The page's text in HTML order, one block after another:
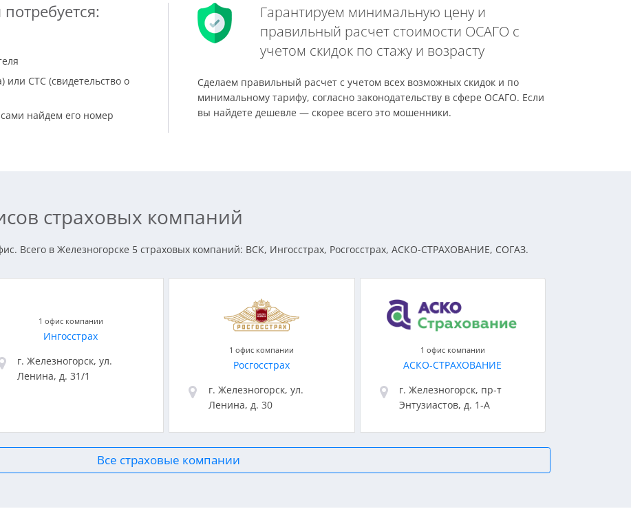
или СТС (свидетельство о
найдем его номер
Гарантируем минимальную цену и
правильный расчет стоимости ОСАГО с
учетом скидок по стажу и возрасту
Сделаем правильный расчет с учетом всех возможных скидок и по
минимальному тарифу, согласно законодательству в сфере ОСАГО. Если
вы найдете дешевле — скорее всего это мошенники.
страховых компаний
Всего в Железногорске 5 страховых компаний: ВСК, Ингосстрах, Росгосстрах, АСКО-СТРАХОВАНИЕ, СОГАЗ.
1 офис компании
Ингосстрах
г. Железногорск, ул.
Ленина, д. 31/1
1 офис компании
Росгосстрах
г. Железногорск, ул.
Ленина, д. 30
1 офис компании
АСКО-СТРАХОВАНИЕ
г. Железногорск, пр-т
Энтузиастов, д. 1-А
Все страховые компании